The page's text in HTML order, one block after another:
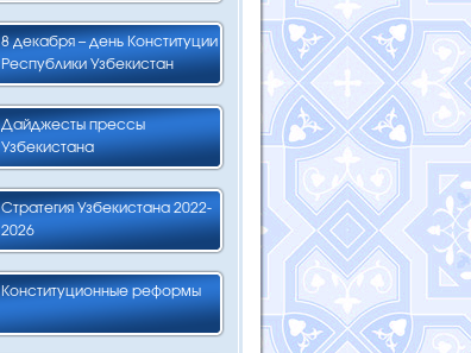
8 декабря – день Конституции
Республики Узбекистан
Дайджесты прессы
Узбекистана
Стратегия Узбекистана 2022-
2026
Конституционные реформы